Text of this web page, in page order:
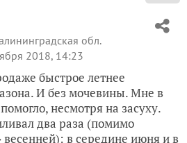
обл.
2018, 14:23
быстрое летнее
И без мочевины. Мне в
несмотря на засуху.
два раза (помимо
весенней): в середине июня и в